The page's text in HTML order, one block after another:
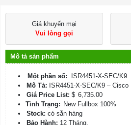
Giá khuyến mại
Vui lòng gọi
Mô tả sản phẩm
Một phần số:
ISR4451-X-SEC/K9
Mô Tả: ISR4451-X-SEC/K9 –
Giá Price List: $ 6,735.00
Tình Trạng: New Fullbox 100%
Stock: có sẵn hàng
Bảo Hành: 12 Tháng.